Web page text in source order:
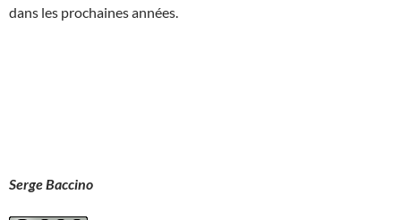
dans les prochaines années.
Serge Baccino